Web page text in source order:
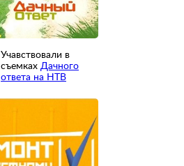
Учавствовали в
съемках Дачного
ответа на НТВ